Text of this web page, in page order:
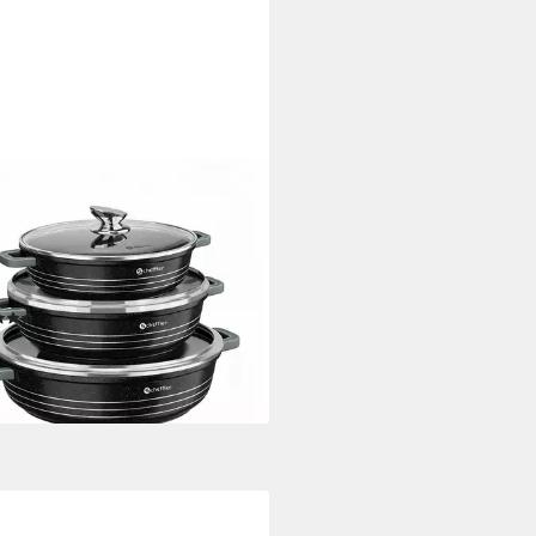
Set 6-tlg Kochtopf Set
Servierpfanne
Aluminium
mit Glasdeckel
(40)
€ UVP185,99 €
- in 4-5 Werktagen bei dir